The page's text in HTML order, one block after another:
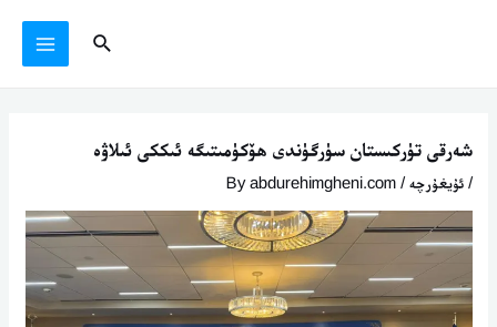
Search
شەرقى تۈركىستان سۈرگۈندى ھۆكۈمىتىگە ئىككى ئىلاۋە
/ئۇيغۇرچە/ By
abdurehimgheni.com